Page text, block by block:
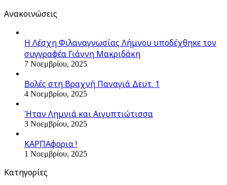
Ανακοινώσεις
Η Λέσχη Φιλαναγνωσίας Λήμνου υποδέχθηκε τον
συγγραφέα Γιάννη Μακριδάκη
7 Νοεμβρίου, 2025
Βολές στη Βραχνή Παναγιά Δευτ. 1
4 Νοεμβρίου, 2025
Ήταν Λημνιά και Αιγυπτιώτισσα
3 Νοεμβρίου, 2025
ΚΑΡΠΑφορια !
1 Νοεμβρίου, 2025
Kατηγορίες